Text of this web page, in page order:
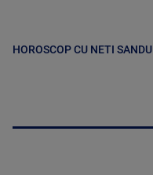
HOROSCOP CU NETI SANDU